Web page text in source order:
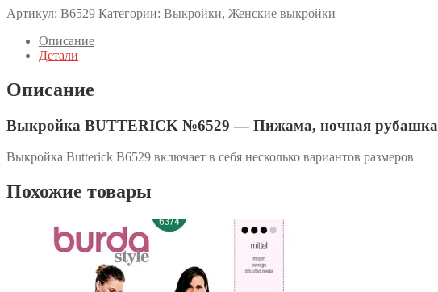
Артикул: B6529 Категории: Выкройки, Женские выкройки
Описание
Детали
Описание
Выкройка BUTTERICK №6529 — Пижама, ночная рубашка
Выкройка Butterick B6529 включает в себя несколько вариантов размеров
Похожие товары